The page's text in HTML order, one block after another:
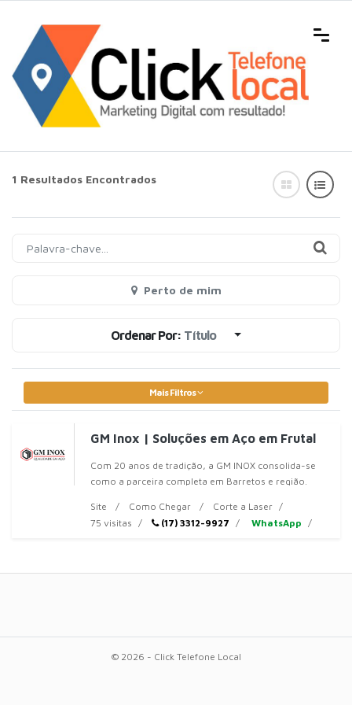
1 Resultados Encontrados
Perto de mim
Ordenar Por: Título
Mais Filtros
GM Inox | Soluções em Aço em Frutal
Com 20 anos de tradição, a GM INOX consolida-se
como a parceira completa em Barretos e região.
Site
Como Chegar
Corte a Laser
75 visitas
(17) 3312-9927 WhatsApp
© 2026 - Click Telefone Local